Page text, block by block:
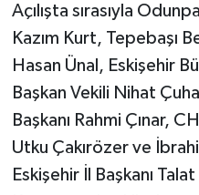
Açılışta sırasıyla
Kazım Kurt, Tepebaşı
Hasan Ünal, Eskişehir
Başkan Vekili Nihat
Başkanı Rahmi Çınar,
Utku Çakırözer ve
Eskişehir İl Başkanı